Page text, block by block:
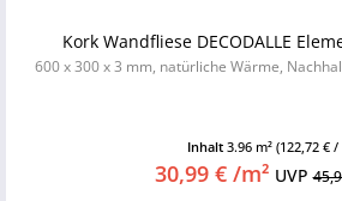
Kork Wandfliese DECODALLE
600 x 300 x 3 mm, natürliche Wärme,
Inhalt 3.96 m² (122,72 € /
30,99 € /m² UVP